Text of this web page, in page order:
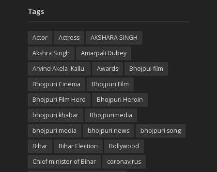
Tags
Actor Actress
AKSHARA SINGH
Akshra Singh
Amarpali Dubey
Arvind Akela 'Kallu'
Awards
Bhojpui film
Bhojpuri Cinema
Bhojpuri Film
Bhojpuri Film Hero
Bhojpuri Heroin
bhojpuri khabar
Bhojpurimedia
bhojpuri media
bhojpuri news
bhojpuri song
Bihar
Bihar Election
Bollywood
Chief minister of Bihar
coronavirus